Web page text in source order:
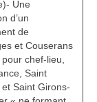
Une
d’un
de
et Couserans
chef-lieu,
Saint
Saint Girons-